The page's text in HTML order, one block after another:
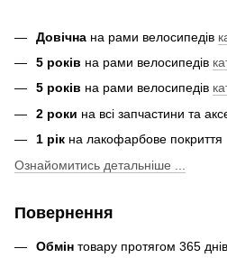
Довічна на рами велосипедів
5 років на рами велосипедів
5 років на рами велосипедів
2 роки на всі запчастини та
1 рік на лакофарбове покриття
Ознайомитись детальніше ...
Повернення
Обмін товару протягом 365 днів